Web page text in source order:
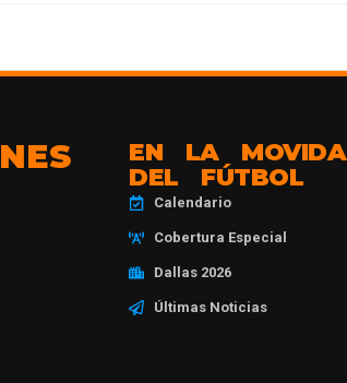
EN LA MOVIDA
DEL FÚTBOL
Calendario
Cobertura Especial
Dallas 2026
Últimas Noticias